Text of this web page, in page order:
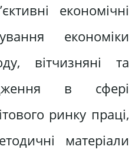
економічні
економіки
вітчизняні та
в сфері
ринку праці,
матеріали